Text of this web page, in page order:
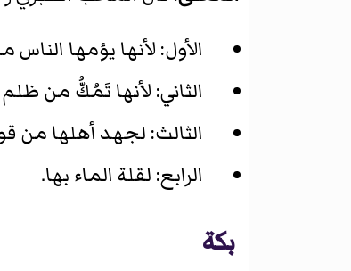
الأول: لأنها يؤمها
الثاني: لأنها تَمُكُّ من
الثالث: لجهد أهلها من
الرابع: لقلة الماء بها.
بكة